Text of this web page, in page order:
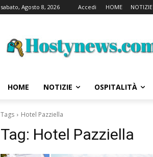
sabato, Agosto 8, 2026 Accedi HOME NOTIZIE
HOME NOTIZIE OSPITALITÀ
Tags Hotel Pazziella
Tag: Hotel Pazziella